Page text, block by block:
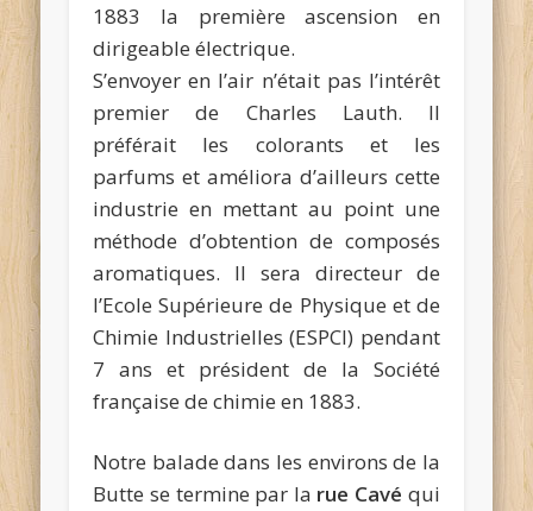
1883 la première ascension en
dirigeable électrique.
S’envoyer en l’air n’était pas l’intérêt
premier de Charles Lauth. Il
préférait les colorants et les
parfums et améliora d’ailleurs cette
industrie en mettant au point une
méthode d’obtention de composés
aromatiques. Il sera directeur de
l’Ecole Supérieure de Physique et de
Chimie Industrielles (ESPCI) pendant
7 ans et président de la Société
française de chimie en 1883.
Notre balade dans les environs de la
Butte se termine par la rue Cavé qui